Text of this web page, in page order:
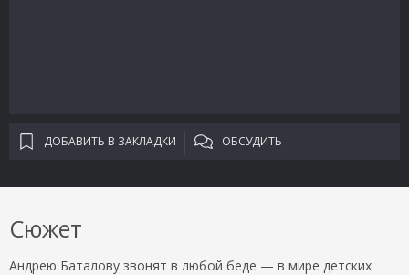
ДОБАВИТЬ В ЗАКЛАДКИ ОБСУДИТЬ
Сюжет
Андрею Баталову звонят в любой беде — в мире детских